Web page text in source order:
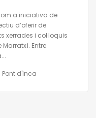
a iniciativa de
d’oferir de
xerrades i col·loquis
Entre
d'Inca